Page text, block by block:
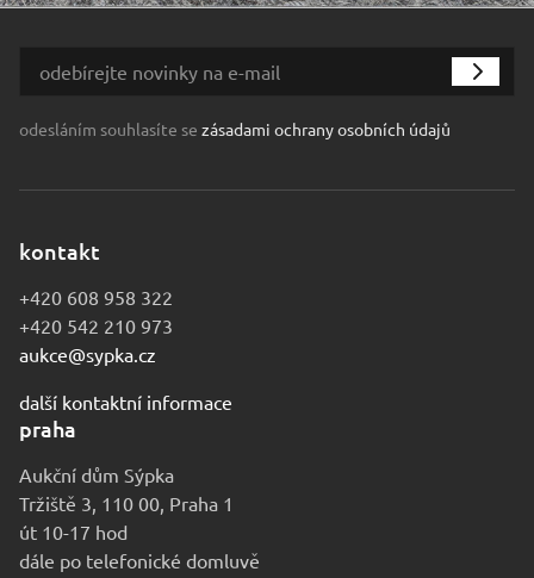
odesláním souhlasíte se zásadami ochrany osobních údajů
kontakt
+420 608 958 322
+420 542 210 973
aukce@sypka.cz
další kontaktní informace
praha
Aukční dům Sýpka
Tržiště 3, 110 00, Praha 1
út 10-17 hod
dále po telefonické domluvě